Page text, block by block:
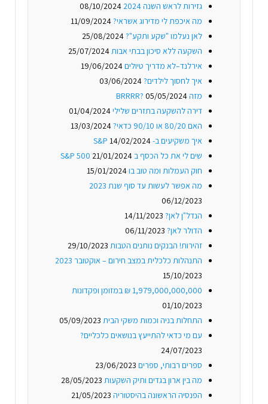
גזירות לראש השנה 2024
08/10/2024
מה איכפת לי מדירוג אשראי?11/09/2024
לאן נעלמו "שקע ותקע"?25/08/2024
השקעה ללא סיכון בבתי אבות25/07/2024
אירלנד–לא מדריך טיולים19/06/2024
איך לחסוך לילדים?03/06/2024
מזה BRRRR?05/05/2024
דירה להשקעה בתזרים שלילי01/04/2024
האם 80/20 או 90/10 כדאי?
13/03/2024
איך משקיעים ב- S&P14/02/2024
שים לי את כל הכסף ב S&P 50021/01/2024
חוק העמלות ומה טוב בו15/01/2024
מה אפשר לעשות עד סוף שנת 2023
06/12/2023
הנדל"ן לאן? 14/11/2023
הדולר לאן? 06/11/2023
זהירות! הבנקים נותנים הטבות 29/10/2023
התנהלות כלכלית במצב חירום – אוקטובר 2023
15/10/2023
1,979,000,000,000 ₪ במזומן ופקדונות
01/10/2023
התחלות בניה וכמות משקי הבית 05/09/2023
עם מי כדאי להתייעץ בנושאים כלכליים?
24/07/2023
ספרים רבותי, ספרים 23/06/2023
מה בין ארון בגדים ותיק השקעות 28/05/2023
הפנסיה הראשונה בהיסטוריה 21/05/2023